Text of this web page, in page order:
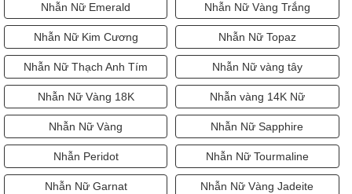
Nhẫn Nữ Emerald Nhẫn Nữ Vàng Trắng
Nhẫn Nữ Kim Cương Nhẫn Nữ Topaz
Nhẫn Nữ Thạch Anh Tím Nhẫn Nữ vàng tây
Nhẫn Nữ Vàng 18K Nhẫn vàng 14K Nữ
Nhẫn Nữ Vàng Nhẫn Nữ Sapphire
Nhẫn Peridot Nhẫn Nữ Tourmaline
Nhẫn Nữ Garnat Nhẫn Nữ Vàng Jadeite